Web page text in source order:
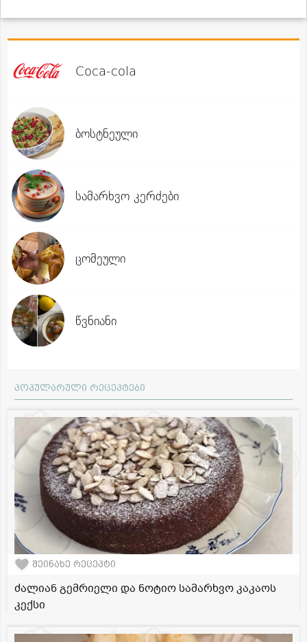
Coca-cola
ბოსტნეული
სამარხვო კერძები
ცომეული
წვნიანი
პოპულარული რეცეპტები
შეინახე რეცეპტი
ძალიან გემრიელი და ნოტიო სამარხვო კაკაოს
კექსი